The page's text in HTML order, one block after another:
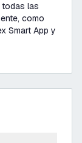
todas las
como
Smart App y